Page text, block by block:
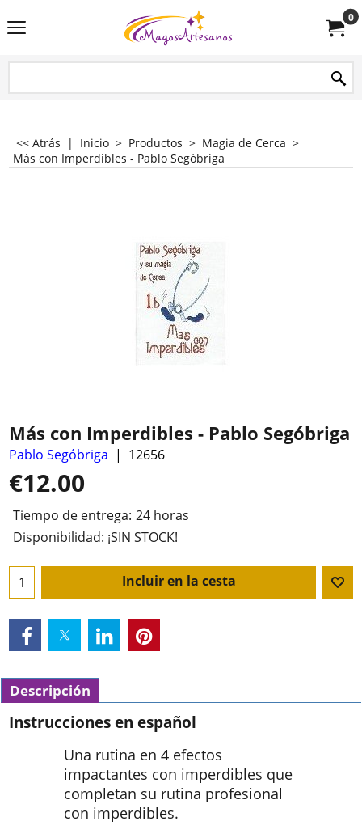
0
<< Atrás | Inicio > Productos > Magia de Cerca >
Más con Imperdibles - Pablo Segóbriga
Más con Imperdibles - Pablo Segóbriga
Pablo Segóbriga 12656
€12.00
Tiempo de entrega: 24 horas
Disponibilidad: ¡SIN STOCK!
Incluir en la cesta
Descripción
Instrucciones en español
Una rutina en 4 efectos
impactantes con imperdibles que
completan su rutina profesional
con imperdibles.